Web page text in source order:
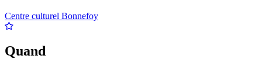
Centre culturel Bonnefoy
Quand